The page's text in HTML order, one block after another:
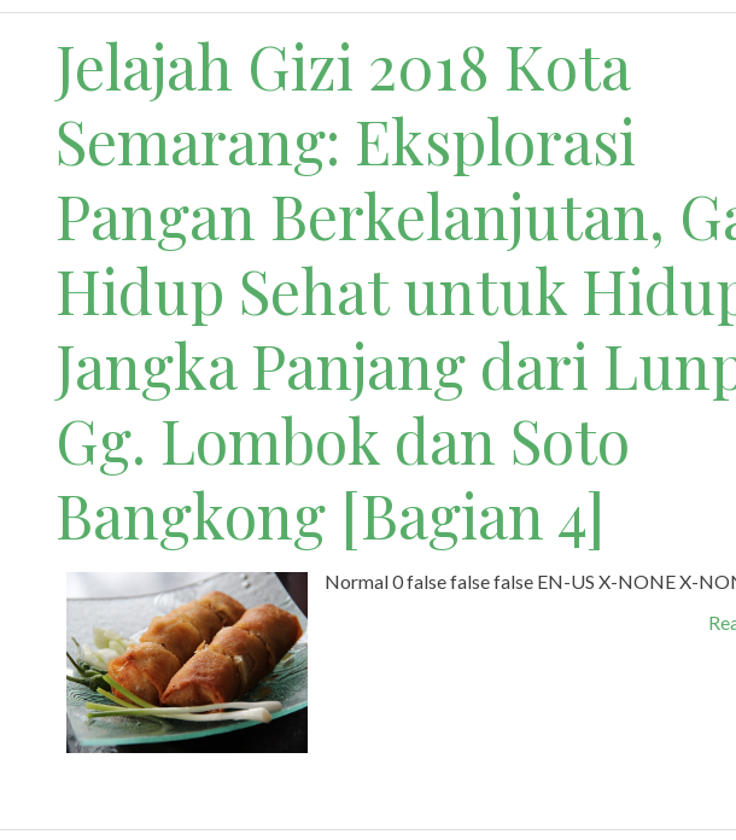
Jelajah Gizi 2018 Kota
Semarang: Eksplorasi
Pangan Berkelanjutan,
Hidup Sehat untuk
Jangka Panjang dari
Gg. Lombok dan Soto
Bangkong [Bagian 4]
Normal 0 false false false EN-US X-NONE X-